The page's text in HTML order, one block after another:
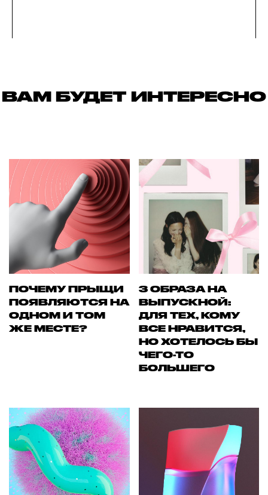
ВАМ БУДЕТ ИНТЕРЕСНО
ПОЧЕМУ ПРЫЩИ
ПОЯВЛЯЮТСЯ НА
ОДНОМ И ТОМ
ЖЕ МЕСТЕ?
3 ОБРАЗА НА
ВЫПУСКНОЙ:
ДЛЯ ТЕХ, КОМУ
ВСЕ НРАВИТСЯ,
НО ХОТЕЛОСЬ БЫ
ЧЕГО-ТО
БОЛЬШЕГО